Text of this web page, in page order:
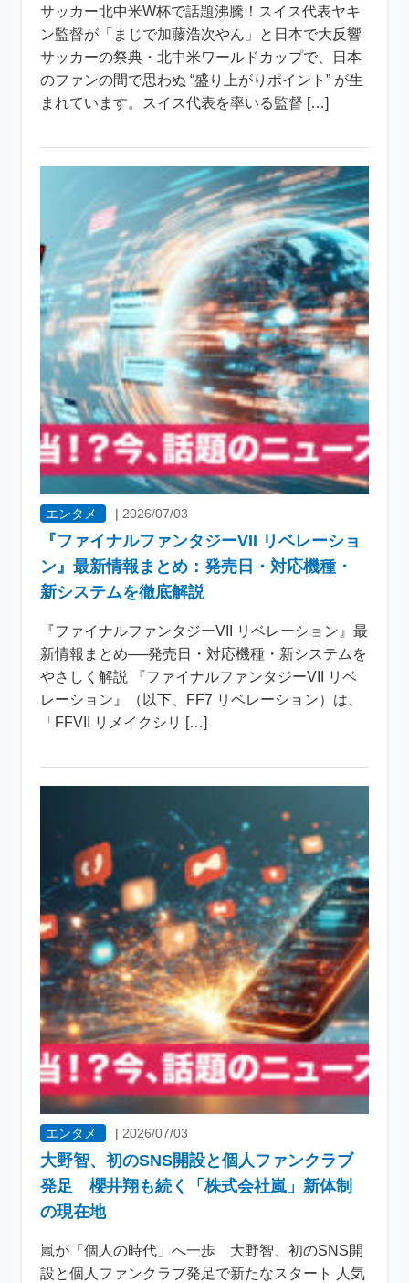
サッカー北中米W杯で話題沸騰！スイス代表ヤキ
ン監督が「まじで加藤浩次やん」と日本で大反響
サッカーの祭典・北中米ワールドカップで、日本
のファンの間で思わぬ “盛り上がりポイント” が生
まれています。スイス代表を率いる監督 […]
エンタメ |2026/07/03
『ファイナルファンタジーVII リベレーショ
ン』最新情報まとめ：発売日・対応機種・
新システムを徹底解説
『ファイナルファンタジーVII リベレーション』最
新情報まとめ──発売日・対応機種・新システムを
やさしく解説 『ファイナルファンタジーVII リベ
レーション』（以下、FF7 リベレーション）は、
「FFVII リメイクシリ […]
エンタメ |2026/07/03
大野智、初のSNS開設と個人ファンクラブ
発足 櫻井翔も続く「株式会社嵐」新体制
の現在地
嵐が「個人の時代」へ一歩 大野智、初のSNS開
設と個人ファンクラブ発足で新たなスタート 人気